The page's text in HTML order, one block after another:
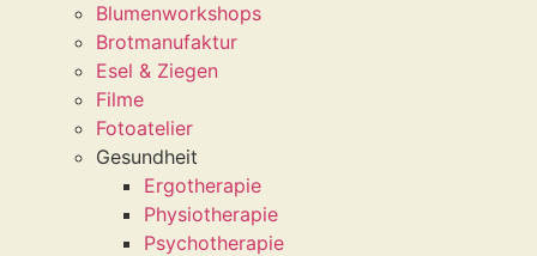
Blumenworkshops
Brotmanufaktur
Esel & Ziegen
Filme
Fotoatelier
Gesundheit
Ergotherapie
Physiotherapie
Psychotherapie